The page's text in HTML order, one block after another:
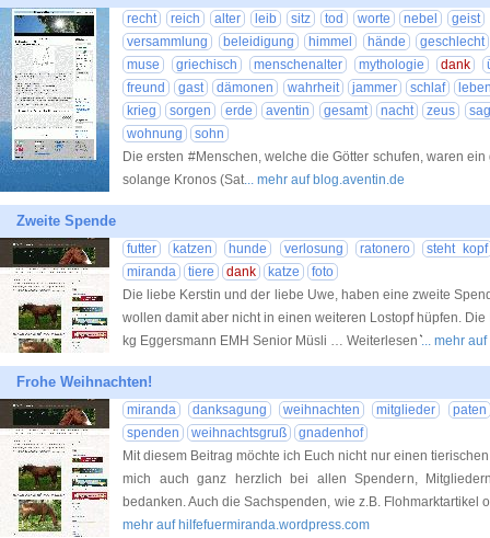
recht reich alter leib sitz tod worte nebel
geist
versammlung
beleidigung himmel hände
geschlecht
muse
griechisch menschenalter mythologie dank
freund
gast dämonen wahrheit jammer schlaf
krieg
sorgen erde aventin gesamt nacht zeus
wohnung
sohn
Die ersten #Menschen, welche die Götter schufen, waren
solange Kronos (Sat... mehr auf blog.aventin.de
Zweite Spende
futter katzen hunde verlosung ratonero
steht kopf
miranda
tiere dank katze
foto
Die liebe Kerstin und der liebe Uwe, haben eine zweite
wollen damit aber nicht in einen weiteren Lostopf hüpfen.
kg Eggersmann EMH Senior Müsli … Weiterlesen ͛... mehr
Frohe Weihnachten!
miranda danksagung weihnachten mitglieder
paten
spenden
weihnachtsgruß
gnadenhof
Mit diesem Beitrag möchte ich Euch nicht nur einen
mich auch ganz herzlich bei allen Spendern,
bedanken. Auch die Sachspenden, wie z.B.
mehr auf hilfefuermiranda.wordpress.com